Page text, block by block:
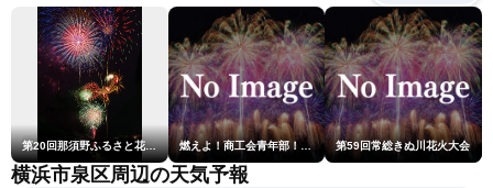
第20回那須野ふるさと花火大会 燃えよ！商工会青年部！！第23回こうのす花火大会 第59回常総きぬ川花火大会
横浜市泉区周辺の天気予報